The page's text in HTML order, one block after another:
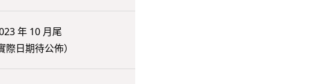
年 10 月尾
際日期待公佈）